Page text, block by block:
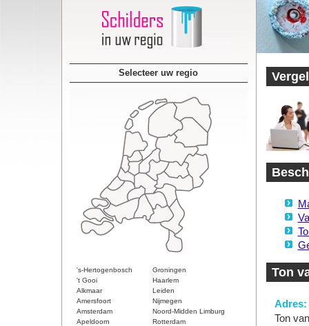
Selecteer uw regio
's-Hertogenbosch
Groningen
't Gooi
Haarlem
Alkmaar
Leiden
Amersfoort
Nijmegen
Amsterdam
Noord-Midden Limburg
Apeldoorn
Rotterdam
Ton
Adres:
Ton